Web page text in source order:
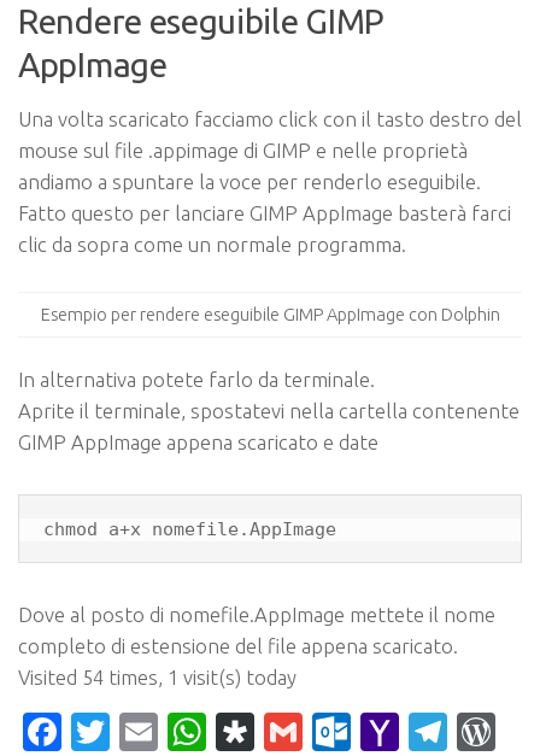
Rendere eseguibile GIMP
AppImage
Una volta scaricato facciamo click con il tasto destro del
mouse sul file .appimage di GIMP e nelle proprietà
andiamo a spuntare la voce per renderlo eseguibile.
Fatto questo per lanciare GIMP AppImage basterà farci
clic da sopra come un normale programma.
Esempio per rendere eseguibile GIMP AppImage con Dolphin
In alternativa potete farlo da terminale.
Aprite il terminale, spostatevi nella cartella contenente
GIMP AppImage appena scaricato e date
chmod a+x nomefile.AppImage
Dove al posto di nomefile.AppImage mettete il nome
completo di estensione del file appena scaricato.
Visited 54 times, 1 visit(s) today
Facebook
Twitter
EmailWhatsApp
Diaspora
Gmail Yahoo